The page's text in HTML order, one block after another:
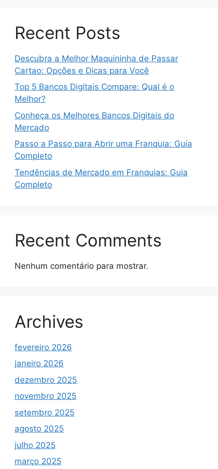
Recent Posts
Descubra a Melhor Maquininha de Passar
Cartao: Opções e Dicas para Você
Top 5 Bancos Digitais Compare: Qual é o
Melhor?
Conheça os Melhores Bancos Digitais do
Mercado
Passo a Passo para Abrir uma Franquia: Guia
Completo
Tendências de Mercado em Franquias: Guia
Completo
Recent Comments
Nenhum comentário para mostrar.
Archives
fevereiro 2026
janeiro 2026
dezembro 2025
novembro 2025
setembro 2025
agosto 2025
julho 2025
março 2025